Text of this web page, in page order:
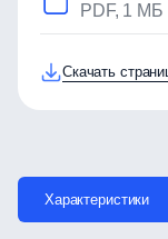
PDF, 1 МБ
Скачать
Характеристики